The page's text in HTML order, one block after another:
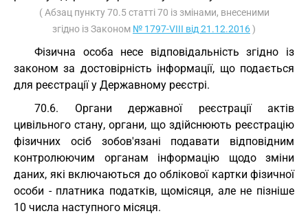
( Абзац пункту 70.5 статті 70 із змінами, внесеними
згідно із Законом № 1797-VIII від 21.12.2016)
Фізична особа несе відповідальність згідно із
законом за достовірність інформації, що подається
для реєстрації у Державному реєстрі.
70.6. Органи державної реєстрації актів
цивільного стану, органи, що здійснюють реєстрацію
фізичних осіб зобов'язані подавати відповідним
контролюючим органам інформацію щодо зміни
даних, які включаються до облікової картки фізичної
особи - платника податків, щомісяця, але не пізніше
10 числа наступного місяця.